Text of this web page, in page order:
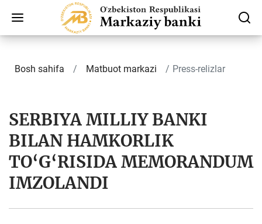
Bosh sahifa Matbuot markazi Press-relizlar
SERBIYA MILLIY BANKI
BILAN HAMKORLIK
TO‘G‘RISIDA MEMORANDUM
IMZOLANDI